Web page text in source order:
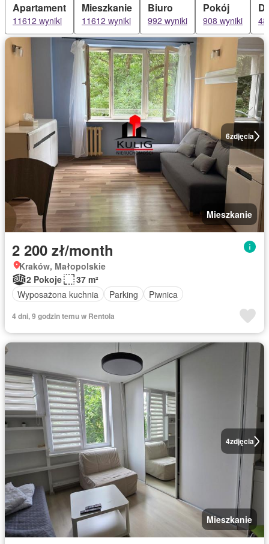
Apartament
11612 wyniki
Mieszkanie
11612 wyniki
Biuro
992 wyniki
Pokój
908 wyniki
6zdjęcia
Mieszkanie
2 200 zł/month
Kraków, Małopolskie
2 Pokoje
37 m²
Wyposażona kuchnia
Parking Piwnica
4 dni, 9 godzin temu w Rentola
4zdjęcia
Mieszkanie